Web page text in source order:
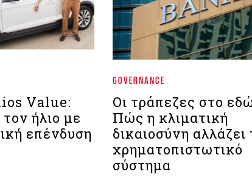
Value:
ήλιο με
επένδυση
GOVERNANCE
Οι τράπεζες στο
Πώς η κλιματική
δικαιοσύνη αλλάζει
χρηματοπιστωτικό
σύστημα